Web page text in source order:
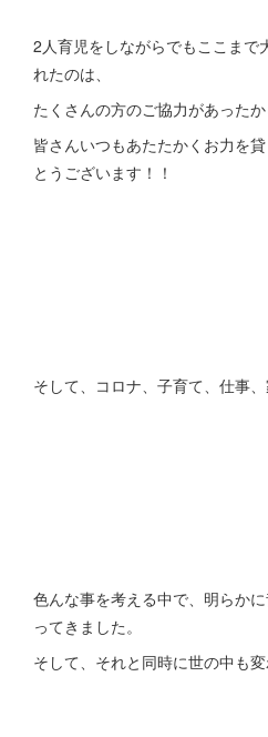
2人育児をしながらでもここまで
れたのは、
たくさんの方のご協力があったか
皆さんいつもあたたかくお力を
とうございます！！
そして、コロナ、子育て、仕事
色んな事を考える中で、明らか
ってきました。
そして、それと同時に世の中も変